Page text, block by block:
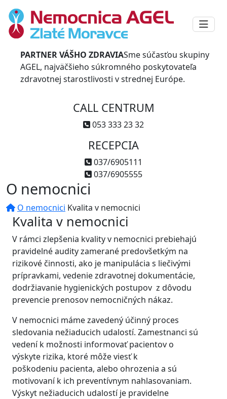
PARTNER VÁŠHO ZDRAVIASme súčasťou skupiny
AGEL, najväčšieho súkromného poskytovateľa
zdravotnej starostlivosti v strednej Európe.
CALL CENTRUM
053 333 23 32
RECEPCIA
037/6905111
037/6905555
O nemocnici
O nemocnici Kvalita v nemocnici
Kvalita v nemocnici
V rámci zlepšenia kvality v nemocnici prebiehajú
pravidelné audity zamerané predovšetkým na
rizikové činnosti, ako je manipulácia s liečivými
prípravkami, vedenie zdravotnej dokumentácie,
dodržiavanie hygienických postupov z dôvodu
prevencie prenosov nemocničných nákaz.
V nemocnici máme zavedený účinný proces
sledovania nežiaducich udalostí. Zamestnanci sú
vedení k možnosti informovať pacientov o
výskyte rizika, ktoré môže viesť k
poškodeniu pacienta, alebo ohrozenia a sú
motivovaní k ich preventívnym nahlasovaniam.
Výskyt nežiaducich udalostí je pravidelne